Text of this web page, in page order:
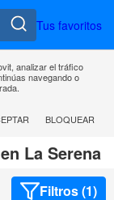
Tus favoritos
analizar el tráfico
navegando o
BLOQUEAR
La Serena
Filtros (1)